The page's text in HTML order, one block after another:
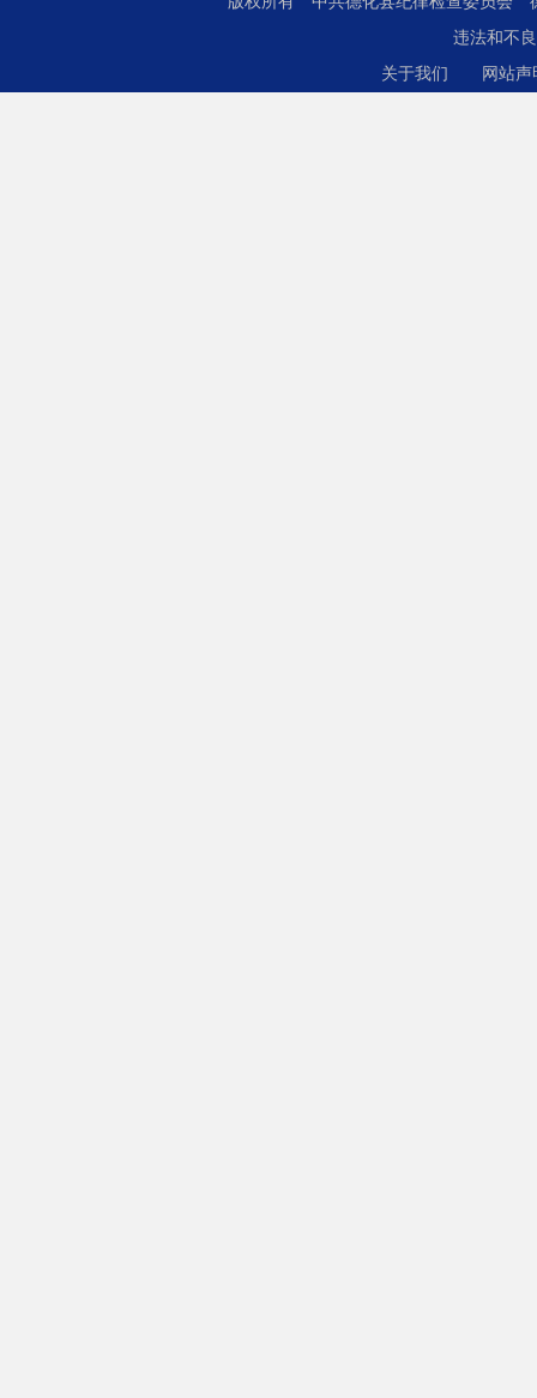
违法和不
关于我们
网站声